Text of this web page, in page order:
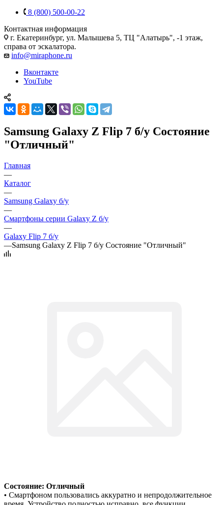
8 (800) 500-00-22
Контактная информация
г. Екатеринбург, ул. Малышева 5, ТЦ "Алатырь", -1 этаж,
справа от эскалатора.
info@miraphone.ru
Вконтакте
YouTube
Samsung Galaxy Z Flip 7 б/у Состояние
"Отличный"
Главная
—
Каталог
—
Samsung Galaxy б/у
—
Смартфоны серии Galaxy Z б/у
—
Galaxy Flip 7 б/у
—Samsung Galaxy Z Flip 7 б/у Состояние "Отличный"
Состояние: Отличный
• Смартфоном пользовались аккуратно и непродолжительное